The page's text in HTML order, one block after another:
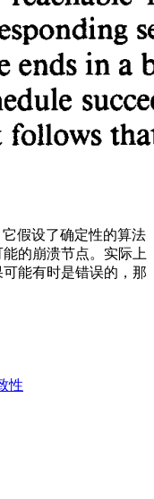
假设了确定性的算法
的崩溃节点。实际上
能有时是错误的，那
性